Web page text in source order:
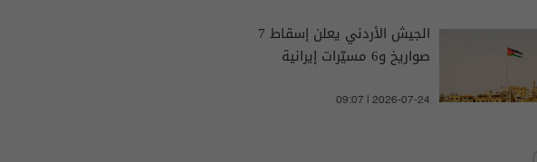
الجيش الأردني يعلن إسقاط 7
صواريخ و6 مسيّرات إيرانية
09:07 | 2026-07-24